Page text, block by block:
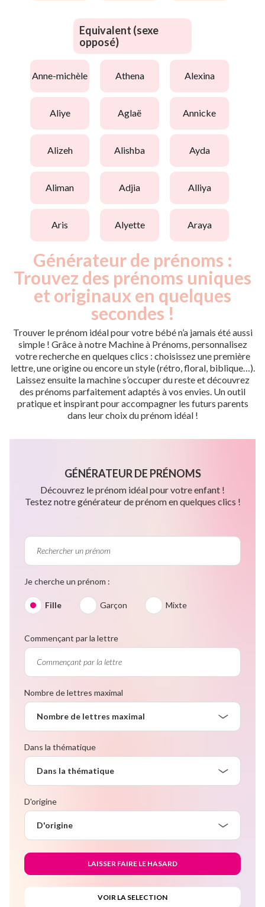
Equivalent (sexe
opposé)
anne-michèle athena alexina
aliye aglaë annicke
alizeh alishba ayda
aliman adjia alliya
aris alyette araya
Générateur de prénoms :
Trouvez des prénoms uniques
et originaux en quelques
secondes !
Trouver le prénom idéal pour votre bébé n’a jamais été aussi
simple ! Grâce à notre Machine à Prénoms, personnalisez
votre recherche en quelques clics : choisissez une première
lettre, une origine ou encore un style (rétro, floral, biblique…).
Laissez ensuite la machine s’occuper du reste et découvrez
des prénoms parfaitement adaptés à vos envies. Un outil
pratique et inspirant pour accompagner les futurs parents
dans leur choix du prénom idéal !
GÉNÉRATEUR DE PRÉNOMS
Découvrez le prénom idéal pour votre enfant !
Testez notre générateur de prénom en quelques clics !
Je cherche un prénom :
Fille Garçon Mixte
Commençant par la lettre
Nombre de lettres maximal
Nombre de lettres maximal
Dans la thématique
Dans la thématique
D'origine
D'origine